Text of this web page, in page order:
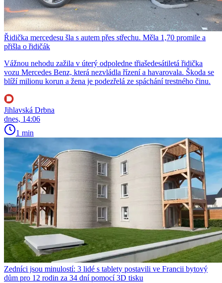
Řidička mercedesu šla s autem přes střechu. Měla 1,70 promile a
přišla o řidičák
Vážnou nehodu zažila v úterý odpoledne třiašedesátiletá řidička
vozu Mercedes Benz, která nezvládla řízení a havarovala. Škoda se
blíží milionu korun a žena je podezřelá ze spáchání trestného činu.
Jihlavská Drbna
dnes, 14:06
1 min
Zedníci jsou minulostí: 3 lidé s tablety postavili ve Francii bytový
dům pro 12 rodin za 34 dní pomocí 3D tisku